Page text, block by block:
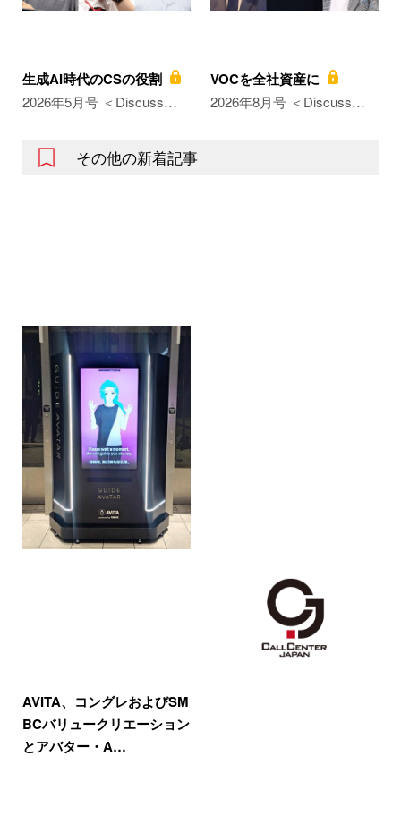
生成AI時代のCSの役割
2026年5月号 ＜Discuss…
VOCを全社資産に
2026年8月号 ＜Discuss…
その他の新着記事
AVITA、コングレおよびSM
BCバリュークリエーション
とアバター・A…